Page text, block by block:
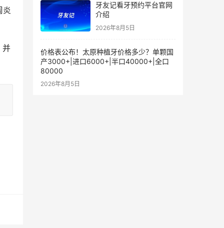
炎
并
牙友记看牙预约平台官网
介绍
2026年8月5日
价格表公布！太原种植牙价格多少？单颗国
产3000+|进口6000+|半口40000+|全口
80000
2026年8月5日